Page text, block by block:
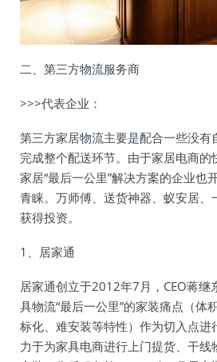
二、第三方物流服务商
>>>代表企业：
第三方家居物流主要是配合一些没有
完成整个配送环节。由于家居电商
家居“最后一公里”解决方案的企业也
青睐。万师傅、送货神器、蚁安居、
获得投资。
1、居家通
居家通创立于2012年7月，CEO蒋继
具物流“最后一公里”的家装痛点（体
标化、难安装等特性）作为切入点
力于为家具电商进行上门提货、干线